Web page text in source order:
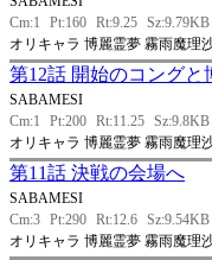
Cm:1
Pt:160 Rt:9.25 Sz:9.79KB
オリキャラ 博麗霊夢 霧雨魔理
第12話 開始のコングと
SABAMESI
Cm:1
Pt:200 Rt:11.25 Sz:9.8KB
オリキャラ 博麗霊夢 霧雨魔理
第11話 決戦の会場へ
SABAMESI
Cm:3 Pt:290 Rt:12.6 Sz:9.54KB
オリキャラ 博麗霊夢 霧雨魔理